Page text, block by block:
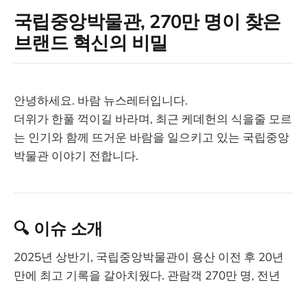
국립중앙박물관, 270만 명이 찾은
브랜드 혁신의 비밀
안녕하세요. 바람 뉴스레터입니다.
더위가 한풀 꺽이길 바라며, 최근 케데헌의 식을줄 모르
는 인기와 함께 뜨거운 바람을 일으키고 있는 국립중앙
박물관 이야기 전합니다.
🔍 이슈 소개
2025년 상반기, 국립중앙박물관이 용산 이전 후 20년
만에 최고 기록을 갈아치웠다. 관람객 270만 명, 전년